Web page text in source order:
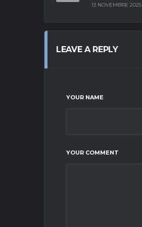
13 NOVEMBRE 2025
LEAVE A REPLY
YOUR NAME
YOUR COMMENT